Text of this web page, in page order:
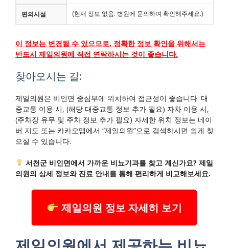
편의시설 (현재 정보 없음. 병원에 문의하여 확인해주세요.)
이 정보는 변경될 수 있으므로, 정확한 정보 확인을 위해서는
반드시 제일의원에 직접 연락하시는 것이 좋습니다.
찾아오시는 길:
제일의원은 비인면 중심부에 위치하여 접근성이 좋습니다. 대
중교통 이용 시, (해당 대중교통 정보 추가 필요) 자차 이용 시,
(주차장 유무 및 주차 정보 추가 필요) 자세한 위치 정보는 네이
버 지도 또는 카카오맵에서 “제일의원”으로 검색하시면 쉽게 찾
으실 수 있습니다.
서천군 비인면에서 가까운 비뇨기과를 찾고 계신가요? 제일
의원의 상세 정보와 진료 안내를 통해 편리하게 비교해보세요.
제일의원 정보 자세히 보기